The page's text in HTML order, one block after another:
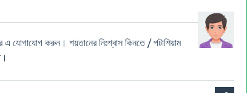
করুন। শয়তানের নিঃশ্বাস কিনতে / পটাশিয়াম